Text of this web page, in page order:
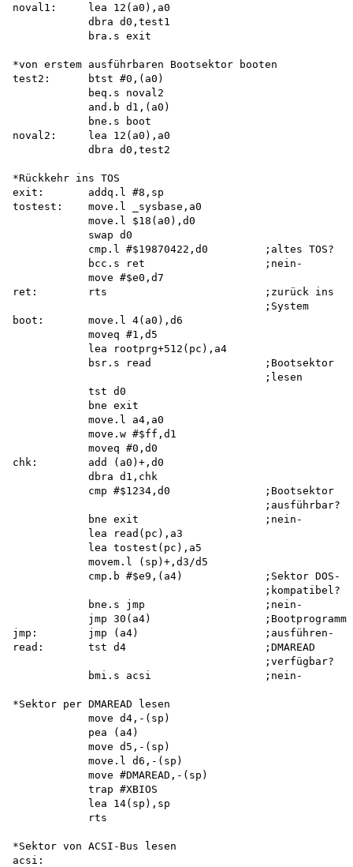
noval1:     lea 12(a0),a0
            dbra d0,test1
            bra.s exit
*von erstem ausführbaren Bootsektor booten
test2:      btst #0,(a0)
            beq.s noval2
            and.b d1,(a0)
            bne.s boot
noval2:     lea 12(a0),a0
            dbra d0,test2
*Rückkehr ins TOS
exit:       addq.l #8,sp
tostest:    move.l _sysbase,a0
            move.l $18(a0),d0
            swap d0
            cmp.l #$19870422,d0         ;altes TOS?
            bcc.s ret                   ;nein-
            move #$e0,d7
ret:        rts                         ;zurück ins
                                        ;System
boot:       move.l 4(a0),d6
            moveq #1,d5
            lea rootprg+512(pc),a4
            bsr.s read                  ;Bootsektor
                                        ;lesen
            tst d0
            bne exit
            move.l a4,a0
            move.w #$ff,d1
            moveq #0,d0
chk:        add (a0)+,d0
            dbra d1,chk
            cmp #$1234,d0               ;Bootsektor
                                        ;ausführbar?
            bne exit                    ;nein-
            lea read(pc),a3
            lea tostest(pc),a5
            movem.l (sp)+,d3/d5
            cmp.b #$e9,(a4)             ;Sektor DOS-
                                        ;kompatibel?
            bne.s jmp                   ;nein-
            jmp 30(a4)                  ;Bootprogramm
jmp:        jmp (a4)                    ;ausführen-
read:       tst d4                      ;DMAREAD
                                        ;verfügbar?
            bmi.s acsi                  ;nein-
*Sektor per DMAREAD lesen
            move d4,-(sp)
            pea (a4)
            move d5,-(sp)
            move.l d6,-(sp)
            move #DMAREAD,-(sp)
            trap #XBIOS
            lea 14(sp),sp
            rts
*Sektor von ACSI-Bus lesen
acsi: